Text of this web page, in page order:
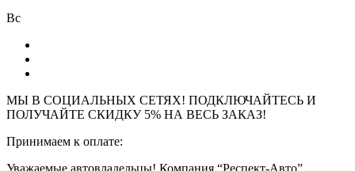
Вс
МЫ В СОЦИАЛЬНЫХ СЕТЯХ! ПОДКЛЮЧАЙТЕСЬ И
ПОЛУЧАЙТЕ СКИДКУ 5% НА ВЕСЬ ЗАКАЗ!
Принимаем к оплате:
Уважаемые автовладельцы! Компания “Респект-Авто”